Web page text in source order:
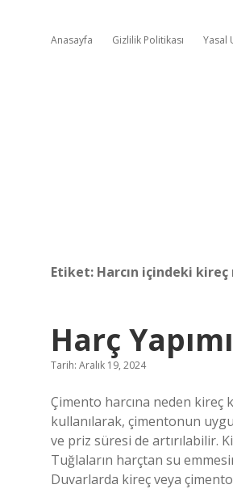
Anasayfa Gizlilik Politikası Yasal
Etiket: Harcın içindeki
Harç
Tarih: Aralık 19, 2024
Çimento harcına neden kireç
kullanılarak, çimentonun
ve priz süresi de artırılabilir.
Tuğlaların harçtan su
Duvarlarda kireç veya